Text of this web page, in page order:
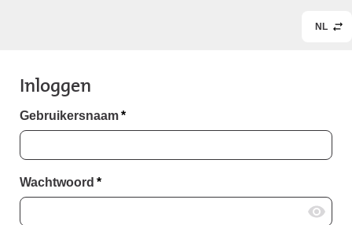
NL
Inloggen
Gebruikersnaam*
Wachtwoord *